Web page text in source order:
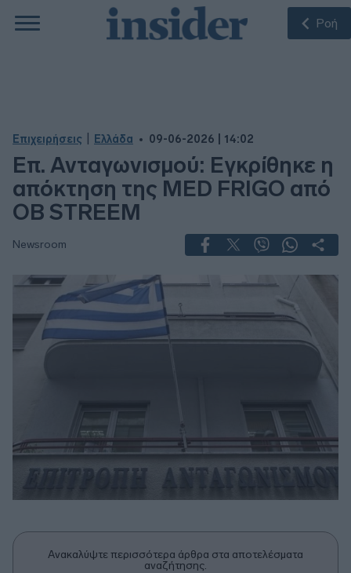
Ροή
Επιχειρήσεις Ελλάδα 09-06-2026 | 14:02
Επ. Ανταγωνισμού: Εγκρίθηκε η
απόκτηση της MED FRIGO από
OB STREEM
Newsroom
Ανακαλύψτε περισσότερα άρθρα στα αποτελέσματα
αναζήτησης.